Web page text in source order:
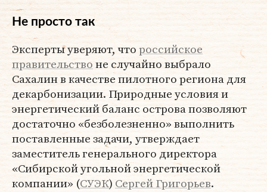
Не просто так
Эксперты уверяют, чтороссийское
правительствоне случайно выбрало
Сахалин в качестве пилотного региона для
декарбонизации. Природные условия и
энергетический баланс острова позволяют
достаточно «безболезненно» выполнить
поставленные задачи, утверждает
заместитель генерального директора
«Сибирской угольной энергетической
компании» (СУЭК) Сергей Григорьев.